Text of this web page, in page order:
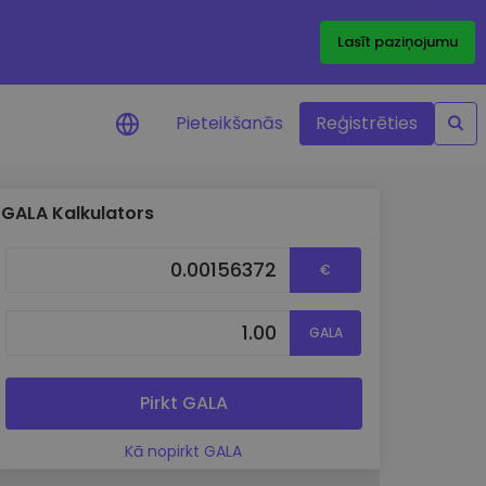
Lasīt paziņojumu
analīze
Pieteikšanās Reģistrēties
GALA Kalkulators
€
GALA
Pirkt GALA
Kā nopirkt GALA